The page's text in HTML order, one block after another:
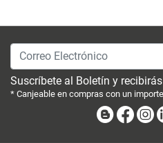
Correo Electrónico
Suscríbete al Boletín y
* Canjeable en compras con un
Blog